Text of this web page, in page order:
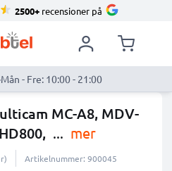
2500+ recensioner på
Mån - Fre: 10:00 - 21:00
MC-A8, MDV-
... mer
Artikelnummer: 900045